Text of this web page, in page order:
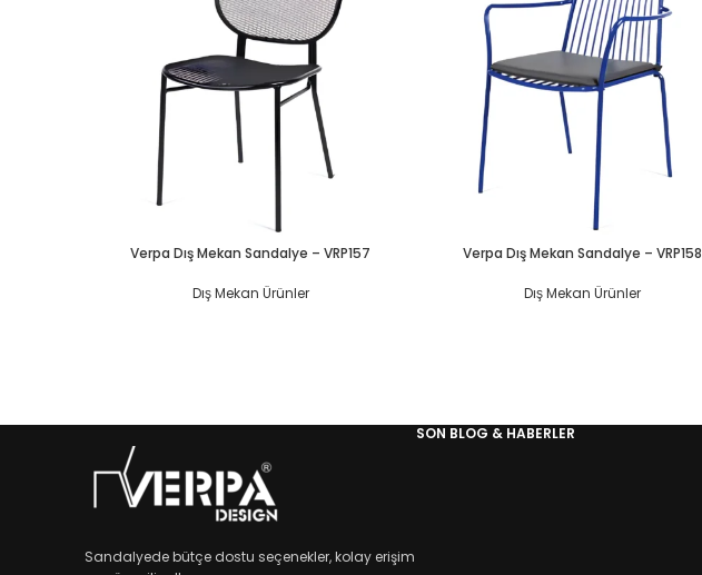
Verpa Dış Mekan Sandalye – VRP157
Dış Mekan Ürünler
Verpa Dış Mekan Sandalye – VRP158
Dış Mekan Ürünler
Sandalyede bütçe dostu seçenekler, kolay erişim
SON BLOG & HABERLER